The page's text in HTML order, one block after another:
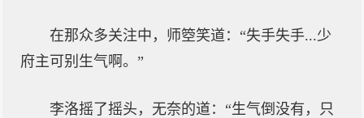
在那众多关注中，师箜笑道：“失手失手...少
府主可别生气啊。”
李洛摇了摇头，无奈的道：“生气倒没有，只